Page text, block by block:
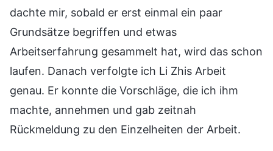
dachte mir, sobald er erst einmal ein paar
Grundsätze begriffen und etwas
Arbeitserfahrung gesammelt hat, wird das schon
laufen. Danach verfolgte ich Li Zhis Arbeit
genau. Er konnte die Vorschläge, die ich ihm
machte, annehmen und gab zeitnah
Rückmeldung zu den Einzelheiten der Arbeit.